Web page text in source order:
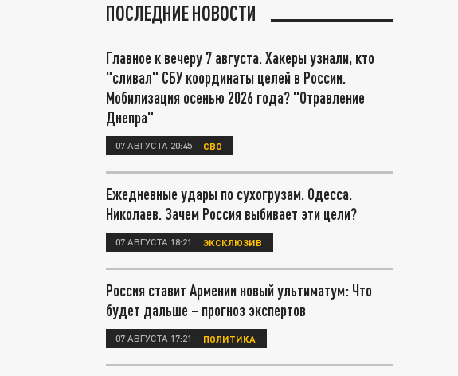
ПОСЛЕДНИЕ НОВОСТИ
Главное к вечеру 7 августа. Хакеры узнали, кто
"сливал" СБУ координаты целей в России.
Мобилизация осенью 2026 года? "Отравление
Днепра"
07 АВГУСТА 20:45 СВО
Ежедневные удары по сухогрузам. Одесса.
Николаев. Зачем Россия выбивает эти цели?
07 АВГУСТА 18:21 ЭКСКЛЮЗИВ
Россия ставит Армении новый ультиматум: Что
будет дальше – прогноз экспертов
07 АВГУСТА 17:21 ПОЛИТИКА